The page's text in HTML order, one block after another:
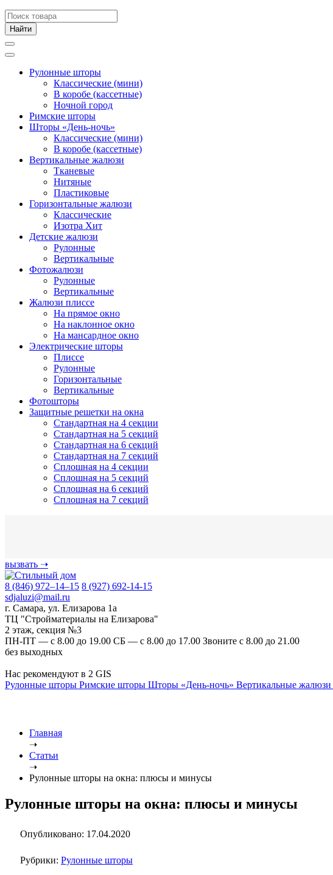
Рулонные шторы
Классические (мини)
В коробе (кассетные)
Ночной город
Римские шторы
Шторы «День-ночь»
Классические (мини)
В коробе (кассетные)
Вертикальные жалюзи
Тканевые
Нитяные
Пластиковые
Горизонтальные жалюзи
Классические
Изотра Хит
Детские жалюзи
Рулонные
Вертикальные
Фотожалюзи
Рулонные
Вертикальные
Жалюзи плиссе
На прямое окно
На наклонное окно
На мансардное окно
Электрические шторы
Плиссе
Рулонные
Горизонтальные
Вертикальные
Фотошторы
Защитные решетки на окна
Стандартная на 4 секции
Стандартная на 5 секций
Стандартная на 6 секций
Стандартная на 7 секций
Сплошная на 4 секции
Сплошная на 5 секций
Сплошная на 6 секций
Сплошная на 7 секций
вызвать ➝
8 (846) 972–14–15 8 (927) 692-14-15
sdjaluzi@mail.ru
г. Самара, ул. Елизарова 1а
ТЦ "Стройматериалы на Елизарова"
2 этаж, секция №3
ПН-ПТ — с 8.00 до 19.00 СБ — с 8.00 до 17.00 Звоните с 8.00 до 21.00
без выходных
Нас рекомендуют в 2 GIS
Рулонные шторы Римские шторы Шторы «День-ночь» Вертикальные жалюзи
Главная
➝
Статьи
➝
Рулонные шторы на окна: плюсы и минусы
Рулонные шторы на окна: плюсы и минусы
Опубликовано: 17.04.2020
Рубрики: Рулонные шторы